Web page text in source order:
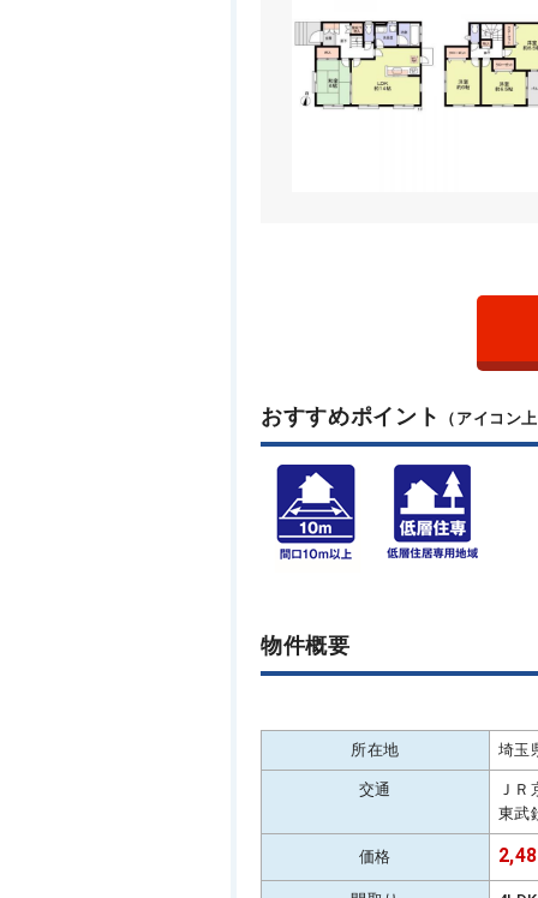
おすすめポイント （アイコン
物件概要
所在地 埼玉
交通
Ｊ
東武
価格